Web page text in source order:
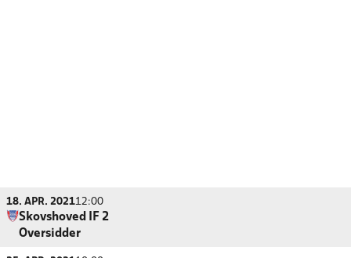
18. APR. 202112:00
Skovshoved IF 2
Oversidder